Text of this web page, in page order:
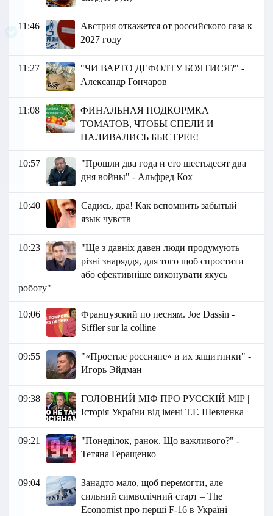
11:46
Австрия откажется от российского газа к
2027 году
11:27
"ЧИ ВАРТО ДЕФОЛТУ БОЯТИСЯ?" -
Александр Гончаров
11:08
ФИНАЛЬНАЯ ПОДКОРМКА
ТОМАТОВ, ЧТОБЫ СПЕЛИ И
НАЛИВАЛИСЬ БЫСТРЕЕ!
10:57
"Прошли два года и сто шестьдесят два
дня войны" - Альфред Кох
10:40
Садись, два! Как вспомнить забытый
язык чувств
10:23
"Ще з давніх давен люди продумують
різні знаряддя, для того щоб спростити
або ефективніше виконувати якусь
роботу"
10:06
Французский по песням. Joe Dassin -
Siffler sur la colline
09:55
"«Простые россияне» и их защитники" -
Игорь Эйдман
09:38
ГОЛОВНИЙ МІФ ПРО РУССКІЙ МІР |
Історія України від імені Т.Г. Шевченка
09:21
"Понеділок, ранок. Що важливого?" -
Тетяна Геращенко
09:04
Занадто мало, щоб перемогти, але
сильний символічний старт – The
Economist про перші F-16 в Україні